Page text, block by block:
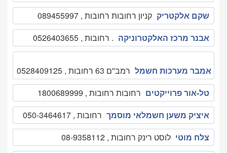
שקם אלקטריק קניון רחובות רחובות , 089455997
אבנר מרכז האלקטרוניקה . רחובות , 0526403655
אמבר מערכות חשמל רמב''ם 63 רחובות , 0528409125
טל-אור פרוייקטים רחובות רחובות , 1800689999
איציק משען חשמלאי מוסמך רחובות , 050-3464617
צלח מוטי לוסט רינק רחובות , 08-9358112